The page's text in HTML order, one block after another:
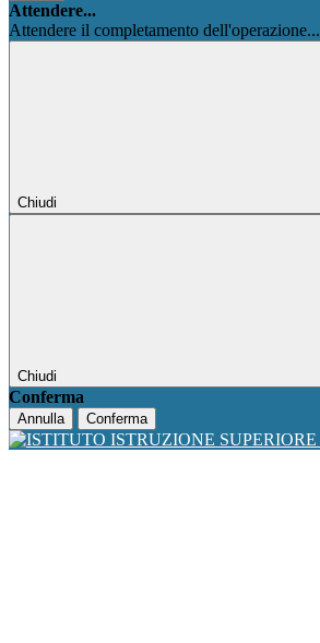
Attendere...
Attendere il completamento dell'operazione...
Chiudi
Chiudi
Conferma
Annulla Conferma